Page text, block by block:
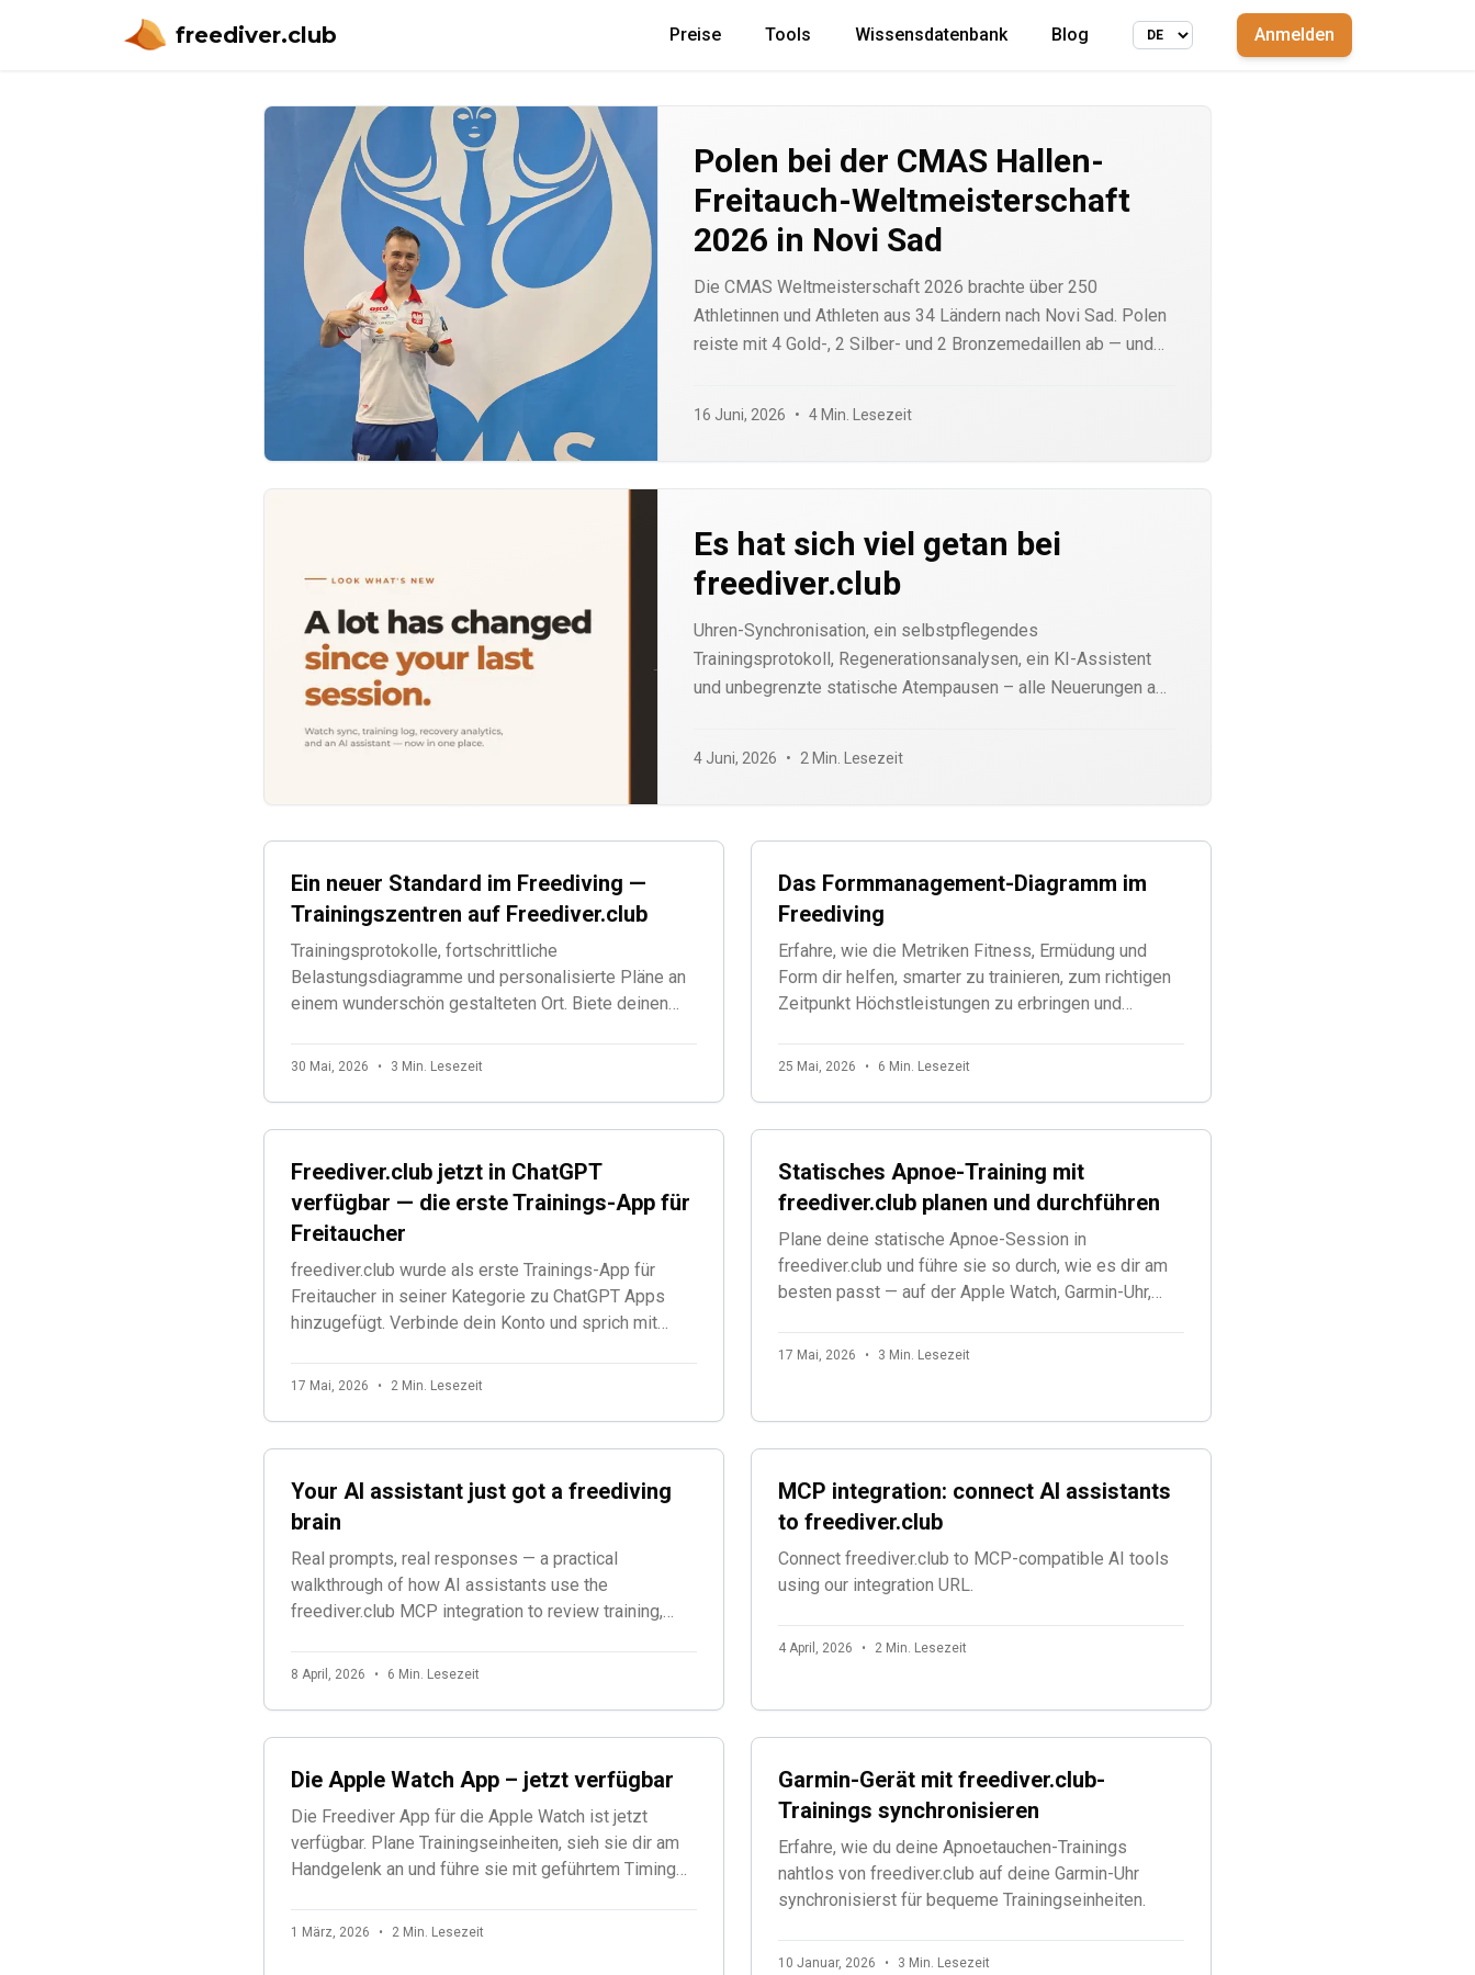
freediver.club Preise Tools Wissensdatenbank Blog Anmelden
Polen bei der CMAS Hallen-
Freitauch-Weltmeisterschaft
2026 in Novi Sad
Die CMAS Weltmeisterschaft 2026 brachte über 250
Athletinnen und Athleten aus 34 Ländern nach Novi Sad. Polen
reiste mit 4 Gold-, 2 Silber- und 2 Bronzemedaillen ab — und
die Medaillen nach Disziplin und darauf, warum die
16 Juni, 2026 • 4 Min. Lesezeit
Es hat sich viel getan bei
freediver.club
Uhren-Synchronisation, ein selbstpflegendes
Trainingsprotokoll, Regenerationsanalysen, ein KI-Assistent
und unbegrenzte statische Atempausen – alle Neuerungen auf
4 Juni, 2026 • 2 Min. Lesezeit
Ein neuer Standard im Freediving —
Trainingszentren auf Freediver.club
Trainingsprotokolle, fortschrittliche
Belastungsdiagramme und personalisierte Pläne an
einem wunderschön gestalteten Ort. Biete deinen
genutzt wird.
30 Mai, 2026 • 3 Min. Lesezeit
Das Formmanagement-Diagramm im
Freediving
Erfahre, wie die Metriken Fitness, Ermüdung und
Form dir helfen, smarter zu trainieren, zum richtigen
Zeitpunkt Höchstleistungen zu erbringen und
25 Mai, 2026 • 6 Min. Lesezeit
Freediver.club jetzt in ChatGPT
verfügbar — die erste Trainings-App für
Freitaucher
freediver.club wurde als erste Trainings-App für
Freitaucher in seiner Kategorie zu ChatGPT Apps
hinzugefügt. Verbinde dein Konto und sprich mit
17 Mai, 2026 • 2 Min. Lesezeit
Statisches Apnoe-Training mit
freediver.club planen und durchführen
Plane deine statische Apnoe-Session in
freediver.club und führe sie so durch, wie es dir am
besten passt — auf der Apple Watch, Garmin-Uhr,
Zeitbeschränkungen, kostenlos.
17 Mai, 2026 • 3 Min. Lesezeit
Your AI assistant just got a freediving
brain
Real prompts, real responses — a practical
walkthrough of how AI assistants use the
freediver.club MCP integration to review training,
and monitor athletes.
8 April, 2026 • 6 Min. Lesezeit
MCP integration: connect AI assistants
to freediver.club
Connect freediver.club to MCP-compatible AI tools
using our integration URL.
4 April, 2026 • 2 Min. Lesezeit
Die Apple Watch App – jetzt verfügbar
Die Freediver App für die Apple Watch ist jetzt
verfügbar. Plane Trainingseinheiten, sieh sie dir am
Handgelenk an und führe sie mit geführtem Timing
1 März, 2026 • 2 Min. Lesezeit
Garmin-Gerät mit freediver.club-
Trainings synchronisieren
Erfahre, wie du deine Apnoetauchen-Trainings
nahtlos von freediver.club auf deine Garmin-Uhr
synchronisierst für bequeme Trainingseinheiten.
10 Januar, 2026 • 3 Min. Lesezeit